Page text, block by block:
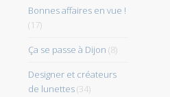
Bonnes affaires en vue !
(17)
Ça se passe à Dijon (8)
Designer et créateurs
de lunettes(34)